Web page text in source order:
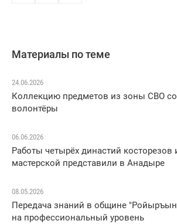
Материалы по теме
24.06.2026
Коллекцию предметов из зоны СВО
волонтёры
06.06.2026
Работы четырёх династий косторезов
мастерской представили в Анадыре
08.05.2026
Передача знаний в общине
на профессиональный уровень